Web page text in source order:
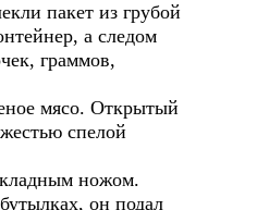
пакет из грубой
а следом
граммов,
мясо. Открытый
спелой
ножом.
он подал